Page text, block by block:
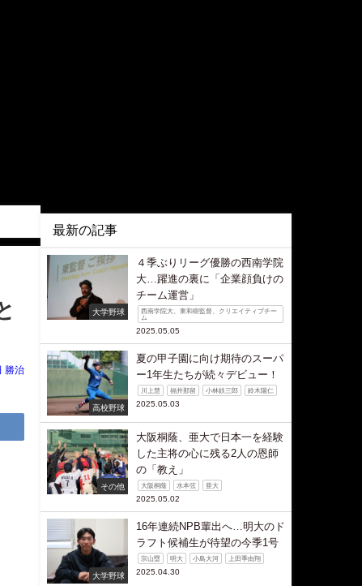
勝治
最新の記事
大学野球
４季ぶりリーグ優勝の西南学院
大…躍進の裏に「企業顔負けの
チーム運営」
西南学院大、東和樹監督、クリエイティブチー
ム
2025.05.05
高校野球
夏の甲子園に向け期待のスーパ
ー1年生たちが続々デビュー！
川上慧 福井那留 小林鉄三郎 鈴木陽仁
2025.05.03
その他
大阪桐蔭、亜大で日本一を経験
した主将の心に残る2人の恩師
の「教え」
大阪桐蔭 水本弦 亜大
2025.05.02
大学野球
16年連続NPB輩出へ…明大のド
ラフト候補生が待望の今季1号
宗山塁 明大 小島大河 上田季由翔
2025.04.30